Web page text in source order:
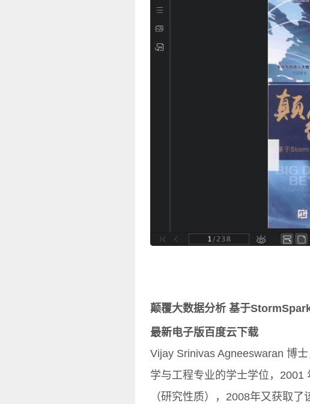
颠覆大数据分析 基于
最新电子版百度云下载
Vijay Srinivas Agneeswaran 博
学与工程专业的学士学位，2001
（研究性质），2008年又获取